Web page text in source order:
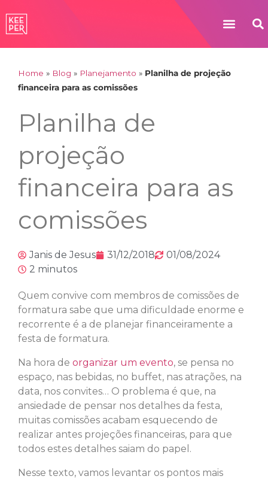
Home » Blog » Planejamento » Planilha de projeção
financeira para as comissões
Planilha de
projeção
financeira para as
comissões
Janis de Jesus 31/12/2018
01/08/2024
2 minutos
Quem convive com membros de comissões de
formatura sabe que uma dificuldade enorme e
recorrente é a de planejar financeiramente a
festa de formatura.
Na hora de organizar um evento, se pensa no
espaço, nas bebidas, no buffet, nas atrações, na
data, nos convites… O problema é que, na
ansiedade de pensar nos detalhes da festa,
muitas comissões acabam esquecendo de
realizar antes projeções financeiras, para que
todos estes detalhes saiam do papel.
Nesse texto, vamos levantar os pontos mais